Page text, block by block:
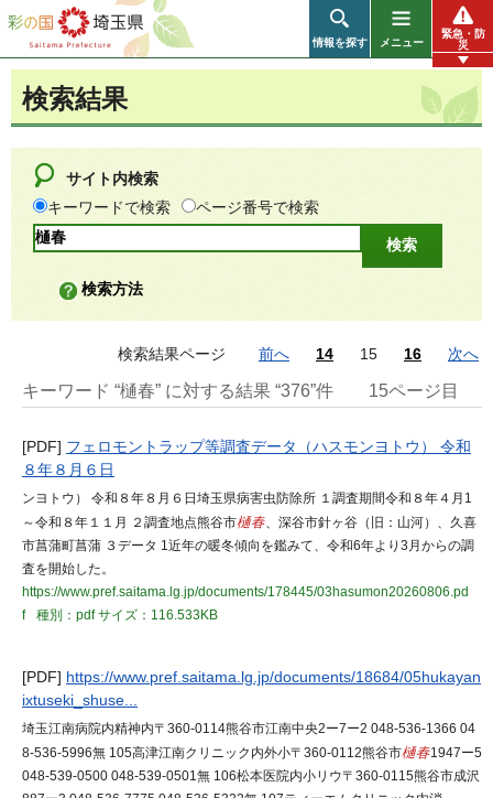
彩の国 埼玉県
情報を探す メニュー
緊急・防
災
検索結果
サイト内検索
キーワードで検索
ページ番号で検索
検索方法
検索結果ページ 前へ 14 15 16 次へ
キーワード “樋春” に対する結果 “376”件 15ページ目
[PDF] フェロモントラップ等調査データ（ハスモンヨトウ） 令和
８年８月６日
ンヨトウ） 令和８年８月６日埼玉県病害虫防除所 １調査期間令和８年４月1
～令和８年１１月 ２調査地点熊谷市樋春、深谷市針ヶ谷（旧：山河）、久喜
市菖蒲町菖蒲 ３データ 1近年の暖冬傾向を鑑みて、令和6年より3月からの調
査を開始した。
https://www.pref.saitama.lg.jp/documents/178445/03hasumon20260806.pd
f
種別：pdfサイズ：116.533KB
[PDF] https://www.pref.saitama.lg.jp/documents/18684/05hukayan
ixtuseki_shuse...
埼玉江南病院内精神内〒360-0114熊谷市江南中央2ー7ー2 048-536-1366 04
8-536-5996無 105高津江南クリニック内外小〒360-0112熊谷市樋春1947ー5
048-539-0500 048-539-0501無 106松本医院内小リウ〒360-0115熊谷市成沢